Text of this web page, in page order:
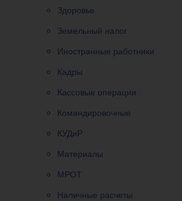
Здоровье
Земельный налог
Иностранные работники
Кадры
Кассовые операции
Командировочные
КУДиР
Материалы
МРОТ
Наличные расчеты